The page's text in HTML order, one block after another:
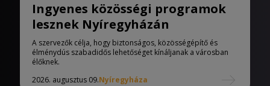
Ingyenes közösségi programok
lesznek Nyíregyházán
A szervezők célja, hogy biztonságos, közösségépítő és
élménydús szabadidős lehetőséget kínáljanak a városban
élőknek.
2026. augusztus 09.Nyíregyháza